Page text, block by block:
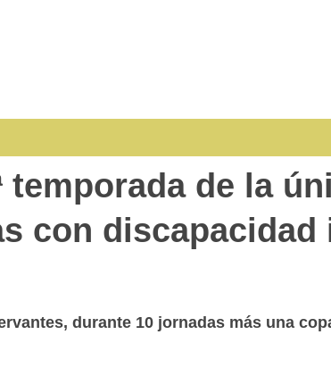
temporada de la
con
durante 10 jornadas más una